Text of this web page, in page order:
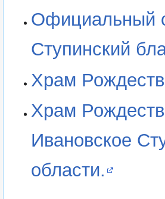
Официальный
Ступинский
Храм
Храм
Ивановское
области.